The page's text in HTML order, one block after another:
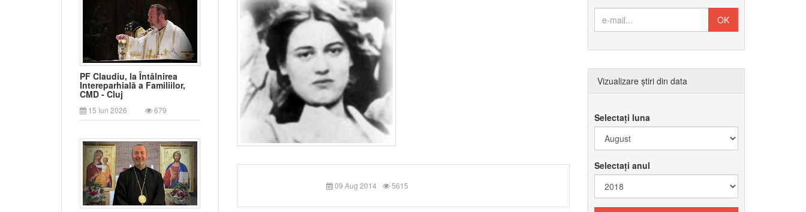
PF Claudiu, la Întâlnirea
Intereparhială a Familiilor,
CMD - Cluj
15 Iun 2026 679
09 Aug 2014 5615
Vizualizare știri din data
Selectați luna
Selectați anul